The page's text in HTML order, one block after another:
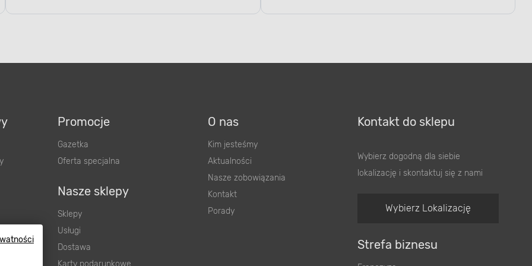
Promocje
Gazetka
Oferta specjalna
Nasze sklepy
Sklepy
Usługi
Dostawa
Karty podarunkowe
O nas
Kim jesteśmy
Aktualności
Nasze zobowiązania
Kontakt
Porady
Kontakt do sklepu
Wybierz dogodną dla siebie
lokalizację i skontaktuj się z nami
Wybierz Lokalizację
Strefa biznesu